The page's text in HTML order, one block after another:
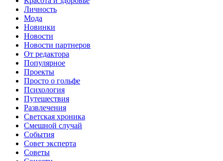
Личность
Мода
Новинки
Новости
Новости партнеров
От редактора
Популярное
Проекты
Просто о гольфе
Психология
Путешествия
Развлечения
Светская хроника
Смешной случай
События
Совет эксперта
Советы